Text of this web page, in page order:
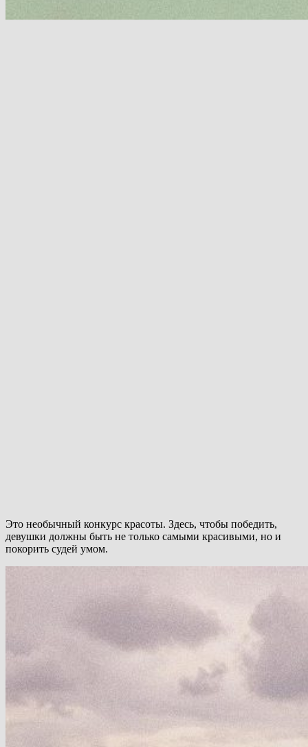
Это необычный конкурс красоты. Здесь, чтобы победить,
девушки должны быть не только самыми красивыми, но и
покорить судей умом.